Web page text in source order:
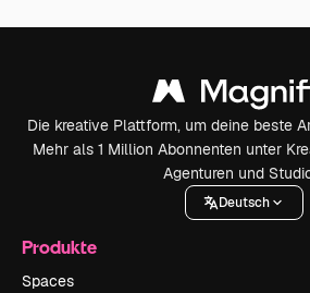
Die kreative Plattform, um deine beste
Mehr als 1 Million Abonnenten unter
Agenturen und
Deutsch
Produkte
Spaces